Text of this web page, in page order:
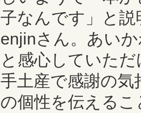
子なんです」と
enjinさん。あい
と感心していた
手土産で感謝の
の個性を伝える